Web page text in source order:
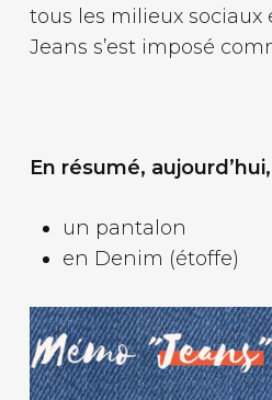
tous les milieux sociaux
Jeans s’est imposé
En résumé,
un pantalon
en Denim (étoffe)